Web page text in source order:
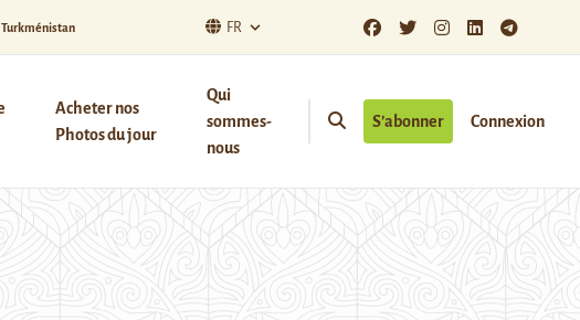
Turkménistan FR
Acheter nos
Photos du jour
Qui
sommes-
nous
S’abonner Connexion